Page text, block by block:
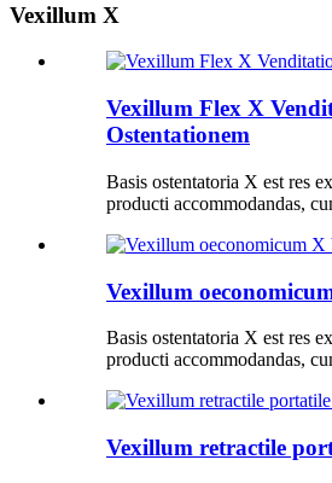
Vexillum X
Vexillum Flex X
Ostentationem
Basis ostentatoria X est res
producti accommodandas,
Vexillum
Basis ostentatoria X est res
producti accommodandas,
Vexillum retractile